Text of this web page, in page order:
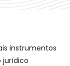
instrumentos
jurídico